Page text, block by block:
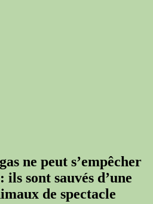
ne peut s’empêcher
sont sauvés d’une
de spectacle